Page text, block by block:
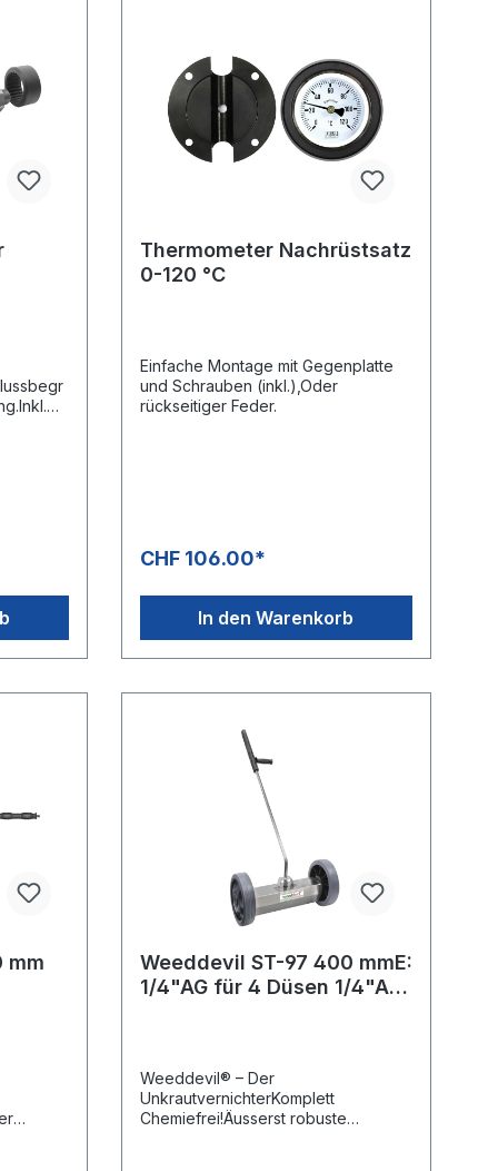
Thermometer Nachrüstsatz
0-120 °C
Einfache Montage mit Gegenplatte
und Schrauben (inkl.),Oder
rückseitiger Feder.
CHF 106.00*
In den Warenkorb
mm
Weeddevil ST-97 400 mmE:
1/4"AG für 4 Düsen 1/4"AG-
Weeddevil® – Der
UnkrautvernichterKomplett
Chemiefrei!Äusserst robuste